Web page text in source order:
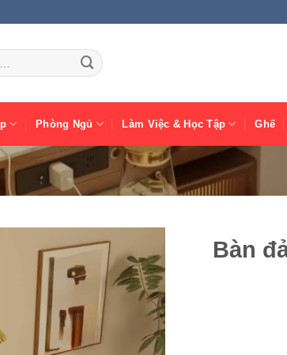
Phòng Ngủ Làm Việc & Học Tập Ghế
Bàn